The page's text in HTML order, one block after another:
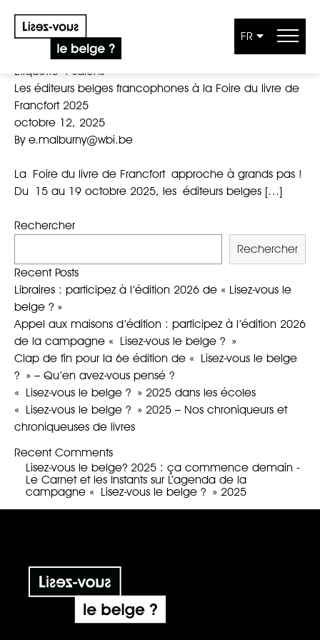
Aller au contenu
FR
Étiquette : Salons
Les éditeurs belges francophones à la Foire du livre de
Francfort 2025
octobre 12, 2025
By e.malburny@wbi.be
La Foire du livre de Francfort approche à grands pas !
Du 15 au 19 octobre 2025, les éditeurs belges […]
Rechercher
Rechercher
Recent Posts
Libraires : participez à l’édition 2026 de « Lisez-vous le
belge ? »
Appel aux maisons d’édition : participez à l’édition 2026
de la campagne « Lisez-vous le belge ? »
Clap de fin pour la 6e édition de « Lisez-vous le belge
? » – Qu’en avez-vous pensé ?
« Lisez-vous le belge ? » 2025 dans les écoles
« Lisez-vous le belge ? » 2025 – Nos chroniqueurs et
chroniqueuses de livres
Recent Comments
Lisez-vous le belge? 2025 : ça commence demain -
Le Carnet et les Instants sur L’agenda de la
campagne « Lisez-vous le belge ? » 2025